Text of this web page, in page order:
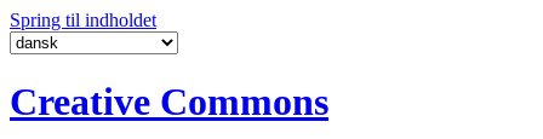
Spring til indholdet
Creative Commons